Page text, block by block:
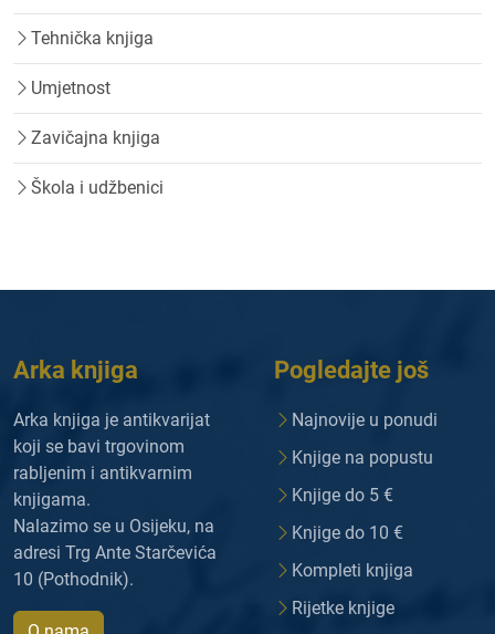
Tehnička knjiga
Umjetnost
Zavičajna knjiga
Škola i udžbenici
Arka knjiga
Arka knjiga je antikvarijat
koji se bavi trgovinom
rabljenim i antikvarnim
knjigama.
Nalazimo se u Osijeku, na
adresi Trg Ante Starčevića
10 (Pothodnik).
Pogledajte još
Najnovije u ponudi
Knjige na popustu
Knjige do 5 €
Knjige do 10 €
Kompleti knjiga
Rijetke knjige